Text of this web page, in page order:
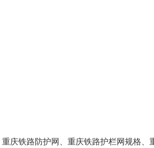
庆铁路防护网、重庆铁路护栏网规格、